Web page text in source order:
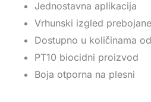
Jednostavna aplikacija
Vrhunski izgled
Dostupno u količinama
PT10 biocidni proizvod
Boja otporna na plesni